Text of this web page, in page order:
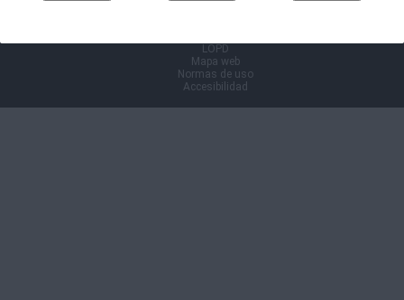
LOPD
Mapa web
Normas de uso
Accesibilidad